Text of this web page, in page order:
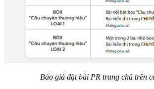
Báo giá đặt bài PR trang chủ trên